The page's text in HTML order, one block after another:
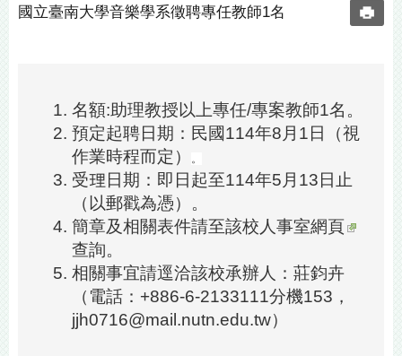
國立臺南大學音樂學系徵聘專任教師1名
名額:助理教授以上專任/專案教師1名。
預定起聘日期：民國114年8月1日（視
作業時程而定）
。
受理日期：即日起至114年5月13日止
（以郵戳為憑）。
簡章及相關表件請至該校人事室網頁
查詢。
相關事宜請逕洽該校承辦人：莊鈞卉
（電話：+886-6-2133111分機153，
jjh0716@mail.nutn.edu.tw）